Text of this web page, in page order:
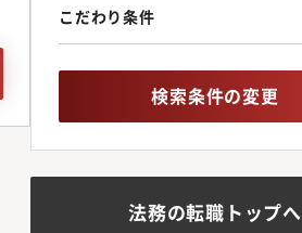
こだわり条件
検索条件の変更
法務の転職トップへ